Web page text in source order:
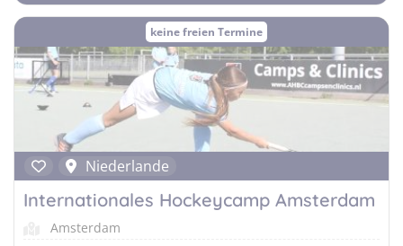
keine freien Termine
Niederlande
Internationales Hockeycamp Amsterdam
Amsterdam